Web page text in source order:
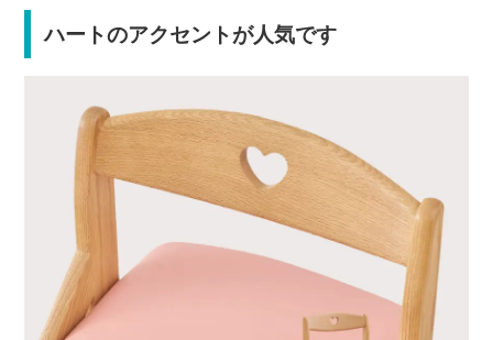
ハートのアクセントが人気です